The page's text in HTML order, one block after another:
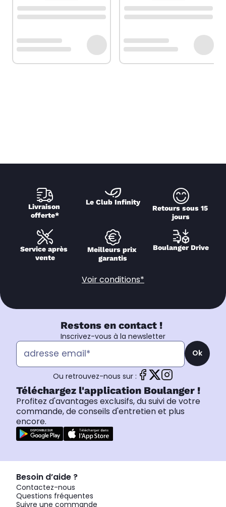
Livraison
offerte*
Le Club Infinity
Retours sous 15
jours
Service après
vente
Meilleurs prix
garantis
Boulanger Drive
Voir conditions*
Restons en contact !
Inscrivez-vous à la newsletter
Ok
Ou retrouvez-nous sur :
Téléchargez l'application Boulanger !
Profitez d'avantages exclusifs, du suivi de votre
commande, de conseils d'entretien et plus
encore.
Besoin d’aide ?
Contactez-nous
Questions fréquentes
Suivre une commande